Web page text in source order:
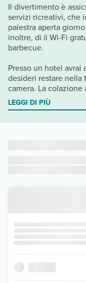
Il divertimento è
servizi ricreativi, che
palestra aperta
inoltre, di il Wi-Fi
barbecue.
Presso un hotel avrai
desideri restare nella
camera. La
LEGGI DI PIÙ